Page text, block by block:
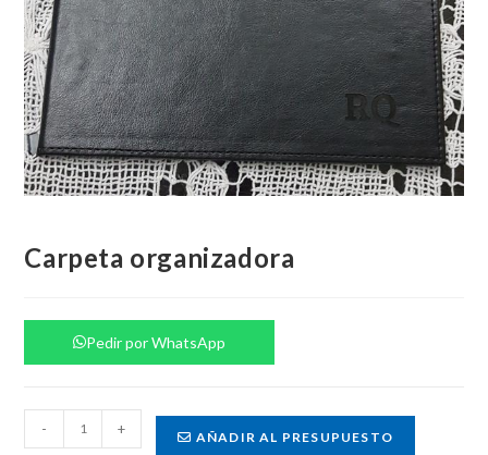
Carpeta organizadora
Pedir por WhatsApp
organizadora
- + AÑADIR AL PRESUPUESTO